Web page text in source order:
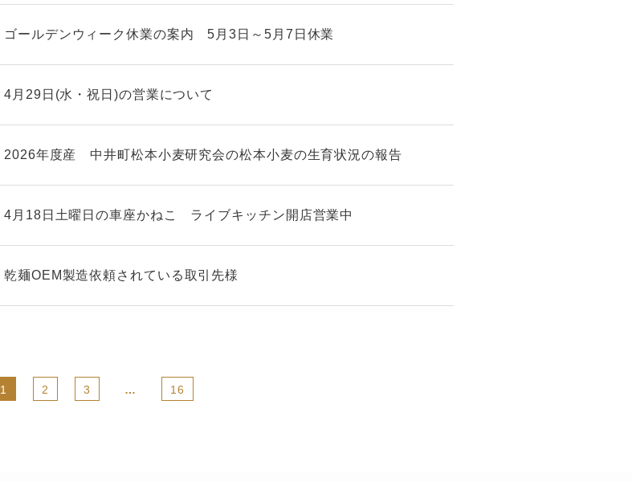
ゴールデンウィーク休業の案内 5月3日～5月7日休業
4月29日(水・祝日)の営業について
2026年度産 中井町松本小麦研究会の松本小麦の生育状況の報告
4月18日土曜日の車座かねこ ライブキッチン開店営業中
乾麺OEM製造依頼されている取引先様
1 2 3 … 16